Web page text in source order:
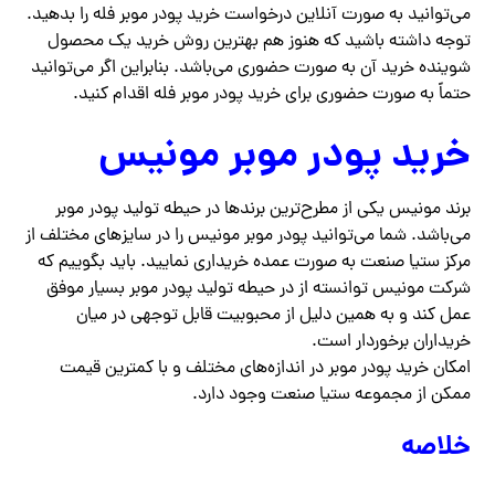
می‌توانید به صورت آنلاین درخواست خرید پودر موبر فله را بدهید.
توجه داشته باشید که هنوز هم بهترین روش خرید یک محصول
شوینده خرید آن به صورت حضوری می‌باشد. بنابراین اگر می‌توانید
حتماً به صورت حضوری برای خرید پودر موبر فله اقدام کنید.
خرید پودر موبر مونیس
برند مونیس یکی از مطرح‌ترین برندها در حیطه تولید پودر موبر
می‌باشد. شما می‌توانید پودر موبر مونیس را در سایزهای مختلف از
مرکز ستیا صنعت به صورت عمده خریداری نمایید. باید بگوییم که
شرکت مونیس توانسته از در حیطه تولید پودر موبر بسیار موفق
عمل کند و به همین دلیل از محبوبیت قابل توجهی در میان
خریداران برخوردار است.
امکان خرید پودر موبر در اندازه‌های مختلف و با کمترین قیمت
ممکن از مجموعه ستیا صنعت وجود دارد.
خلاصه